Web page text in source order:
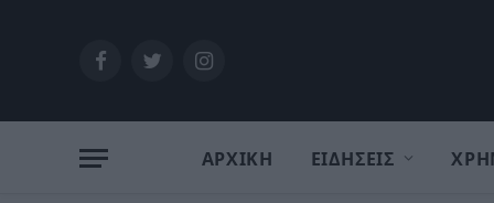
FacebookTwitterInstagram
ΑΡΧΙΚΗ ΕΙΔΗΣΕΙΣ